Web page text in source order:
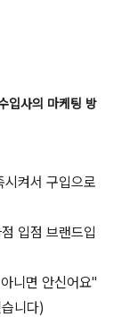
입사의 마케팅 방
켜서 구입으로
입점 브랜드입
니면 안신어요"
니다)